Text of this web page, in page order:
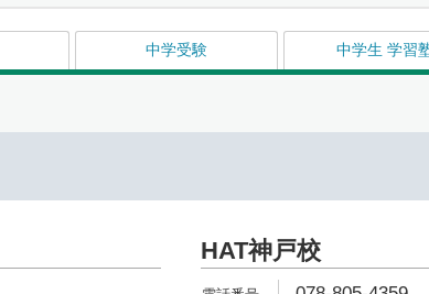
中学受験 中学生 学習
HAT神戸校